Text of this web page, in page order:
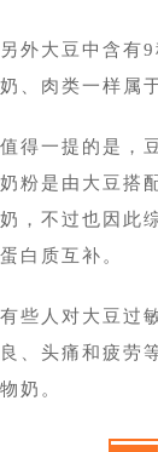
另外大豆中含有
奶、肉类一样属
值得一提的是，
奶粉是由大豆搭
奶，不过也因此
蛋白质互补。
有些人对大豆过
良、头痛和疲劳
物奶。